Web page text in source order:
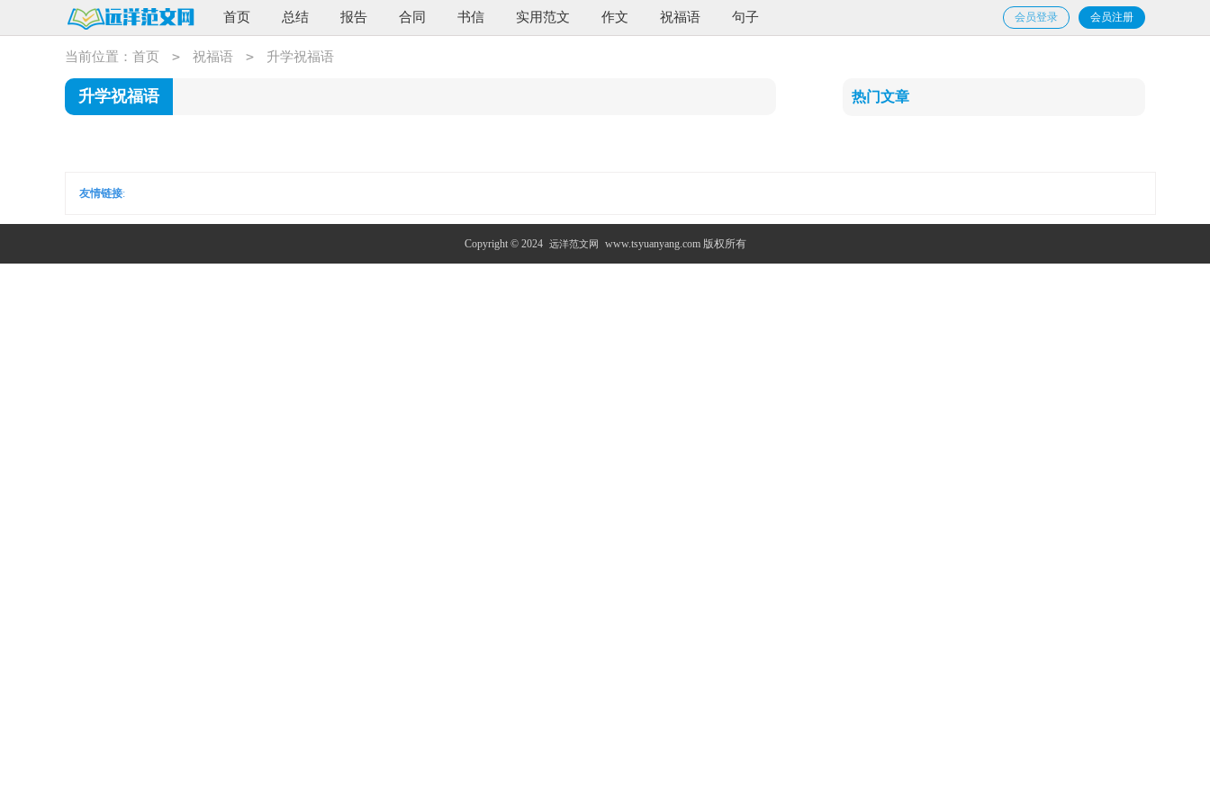
首页 总结 报告 合同 书信 实用范文 作文 祝福语 句子 会员登录 会员注册
当前位置： 首页 > 祝福语 > 升学祝福语
升学祝福语 热门文章
友情链接:
Copyright © 2024 远洋范文网 www.tsyuanyang.com 版权所有